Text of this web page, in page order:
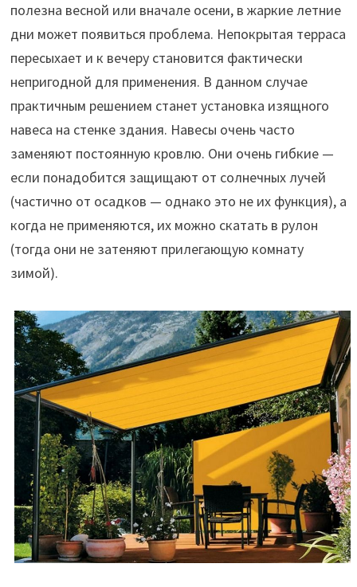
полезна весной или вначале осени, в жаркие летние
дни может появиться проблема. Непокрытая терраса
пересыхает и к вечеру становится фактически
непригодной для применения. В данном случае
практичным решением станет установка изящного
навеса на стенке здания. Навесы очень часто
заменяют постоянную кровлю. Они очень гибкие —
если понадобится защищают от солнечных лучей
(частично от осадков — однако это не их функция), а
когда не применяются, их можно скатать в рулон
(тогда они не затеняют прилегающую комнату
зимой).